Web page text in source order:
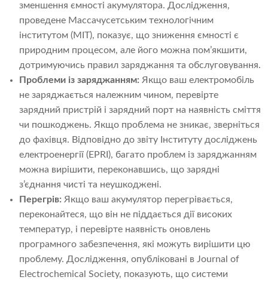
зменшення ємності акумулятора. Дослідження,
проведене Массачусетським технологічним
інститутом (MIT), показує, що зниження ємності є
природним процесом, але його можна пом’якшити,
дотримуючись правил заряджання та обслуговування.
Проблеми із заряджанням: Якщо ваш електромобіль
не заряджається належним чином, перевірте
зарядний пристрій і зарядний порт на наявність сміття
чи пошкоджень. Якщо проблема не зникає, зверніться
до фахівця. Відповідно до звіту Інституту досліджень
електроенергії (EPRI), багато проблем із заряджанням
можна вирішити, переконавшись, що зарядні
з’єднання чисті та неушкоджені.
Перегрів: Якщо ваш акумулятор перегрівається,
переконайтеся, що він не піддається дії високих
температур, і перевірте наявність оновлень
програмного забезпечення, які можуть вирішити цю
проблему. Дослідження, опубліковані в Journal of
Electrochemical Society, показують, що системи